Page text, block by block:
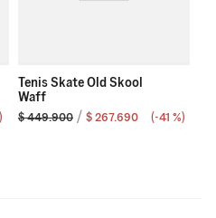
)
Tenis Skate Old Skool
Waff
$ 449.900 $ 267.690 (-41 %)